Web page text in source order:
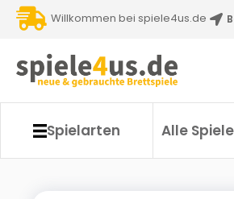
Willkommen bei spiele4us.de
Spielarten Alle Spiele